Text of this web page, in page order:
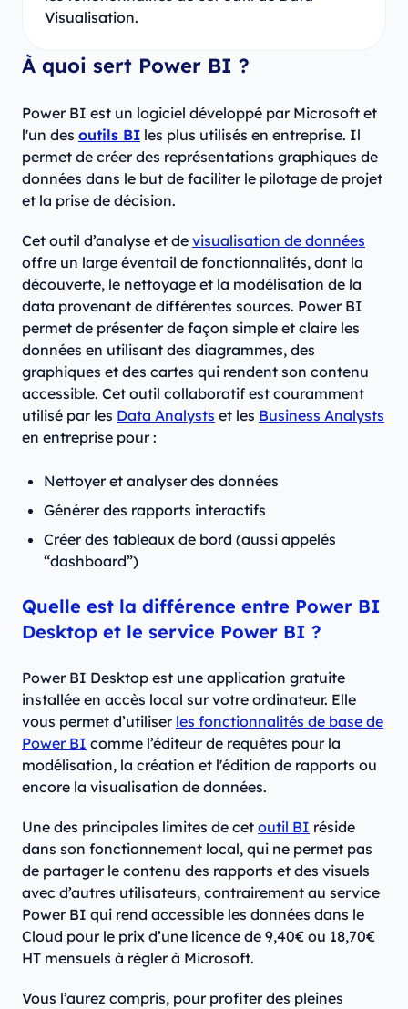
Visualisation.
À quoi sert Power BI ?
Power BI est un logiciel développé par Microsoft et
l'un des outils BI les plus utilisés en entreprise. Il
permet de créer des représentations graphiques de
données dans le but de faciliter le pilotage de projet
et la prise de décision.
Cet outil d’analyse et de visualisation de données
offre un large éventail de fonctionnalités, dont la
découverte, le nettoyage et la modélisation de la
data provenant de différentes sources. Power BI
permet de présenter de façon simple et claire les
données en utilisant des diagrammes, des
graphiques et des cartes qui rendent son contenu
accessible. Cet outil collaboratif est couramment
utilisé par les Data Analysts et les Business Analysts
en entreprise pour :
Nettoyer et analyser des données
Générer des rapports interactifs
Créer des tableaux de bord (aussi appelés
“dashboard”)
Quelle est la différence entre Power BI
Desktop et le service Power BI ?
Power BI Desktop est une application gratuite
installée en accès local sur votre ordinateur. Elle
vous permet d’utiliser les fonctionnalités de base de
Power BI comme l’éditeur de requêtes pour la
modélisation, la création et l'édition de rapports ou
encore la visualisation de données.
Une des principales limites de cet outil BI réside
dans son fonctionnement local, qui ne permet pas
de partager le contenu des rapports et des visuels
avec d’autres utilisateurs, contrairement au service
Power BI qui rend accessible les données dans le
Cloud pour le prix d’une licence de 9,40€ ou 18,70€
HT mensuels à régler à Microsoft.
Vous l’aurez compris, pour profiter des pleines